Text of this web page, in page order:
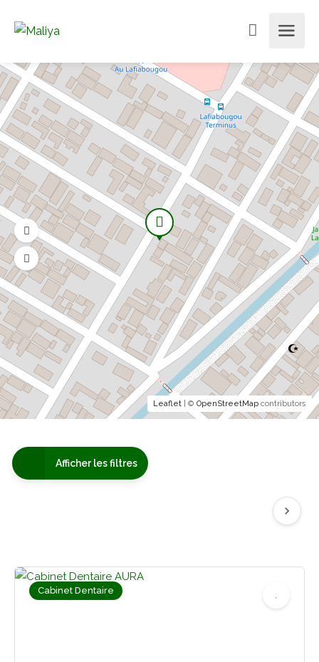
Afficher les filtres
Cabinet Dentaire
Leaflet | © OpenStreetMap contributors